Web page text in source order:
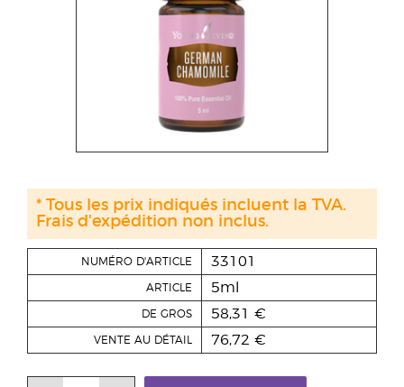
NUMÉRO D'ARTICLE 33101
ARTICLE 5ml
DE GROS 58,31 €
VENTE AU DÉTAIL 76,72 €
* Tous les prix indiqués incluent la TVA.
Frais d'expédition non inclus.